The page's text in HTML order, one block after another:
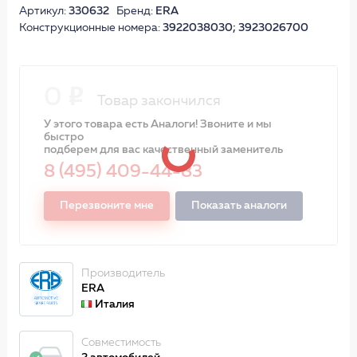
Артикул: 330632Бренд: ERA
Конструкционные номера: 3922038030; 3923026700
Товар закончился
У этого товара есть Аналоги! Звоните и мы
быстро
подберем для вас качественный заменитель
8 (495) 409-44-83
Перезвоните мне Показать аналоги
Производитель
ERA
Италия
Совместимость